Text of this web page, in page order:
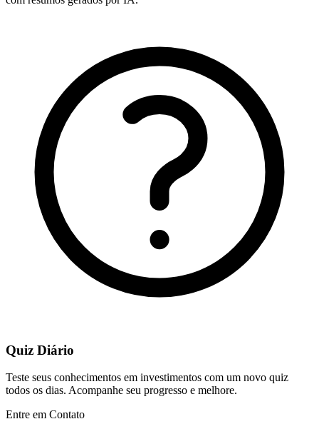
Quiz Diário
Teste seus conhecimentos em investimentos com um novo quiz
todos os dias. Acompanhe seu progresso e melhore.
Entre em Contato